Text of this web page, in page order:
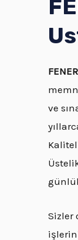
FENER
ve
Sizler